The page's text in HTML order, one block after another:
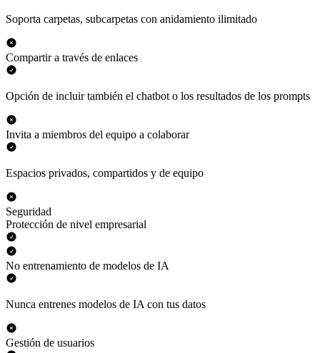
Soporta carpetas, subcarpetas con anidamiento ilimitado
Compartir a través de enlaces
Opción de incluir también el chatbot o los resultados de los prompts
Invita a miembros del equipo a colaborar
Espacios privados, compartidos y de equipo
Seguridad
Protección de nivel empresarial
No entrenamiento de modelos de IA
Nunca entrenes modelos de IA con tus datos
Gestión de usuarios